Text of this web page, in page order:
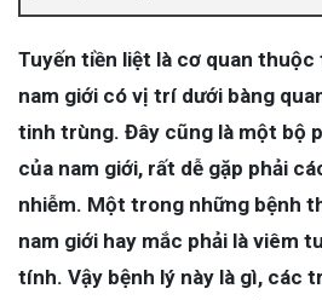
Tuyến tiền liệt là cơ quan
nam giới có vị trí dưới bàng
tinh trùng. Đây cũng là một bộ
của nam giới, rất dễ gặp phải
nhiễm. Một trong những bệnh
nam giới hay mắc phải là viêm
tính. Vậy bệnh lý này là gì, các